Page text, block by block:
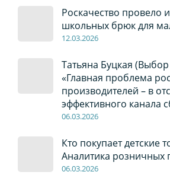
Роскачество провело
школьных брюк для
12.03.2026
Татьяна Буцкая
«Главная проблема
производителей – в
эффективного канала
06.03.2026
Кто покупает детские
Аналитика розничных
06.03.2026